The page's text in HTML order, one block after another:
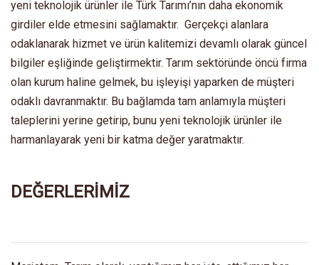
yeni teknolojik ürünler ile Türk Tarımı’nın daha ekonomik
girdiler elde etmesini sağlamaktır. Gerçekçi alanlara
odaklanarak hizmet ve ürün kalitemizi devamlı olarak güncel
bilgiler eşliğinde geliştirmektir. Tarım sektöründe öncü firma
olan kurum haline gelmek, bu işleyişi yaparken de müşteri
odaklı davranmaktır. Bu bağlamda tam anlamıyla müşteri
taleplerini yerine getirip, bunu yeni teknolojik ürünler ile
harmanlayarak yeni bir katma değer yaratmaktır.
DEĞERLERİMİZ